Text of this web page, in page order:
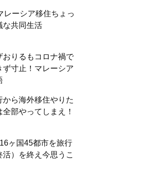
レーシア移住ちょっ
な共同生活
おりるもコロナ禍で
ず寸止！マレーシア
から海外移住やりた
全部やってしまえ！
ヶ国45都市を旅行
活）を終え今思うこ